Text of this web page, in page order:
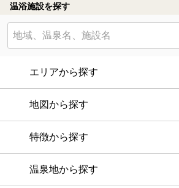
温浴施設を探す
エリアから探す
地図から探す
特徴から探す
温泉地から探す